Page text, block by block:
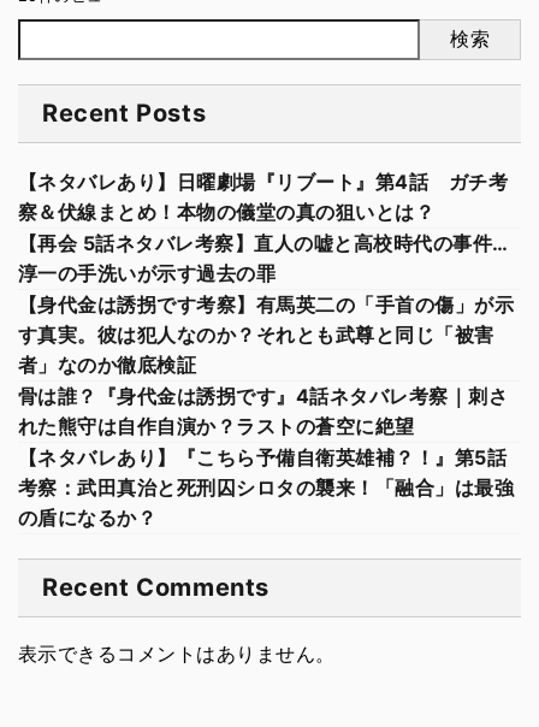
検索
Recent Posts
【ネタバレあり】日曜劇場『リブート』第4話 ガチ考
察＆伏線まとめ！本物の儀堂の真の狙いとは？
【再会 5話ネタバレ考察】直人の嘘と高校時代の事件…
淳一の手洗いが示す過去の罪
【身代金は誘拐です考察】有馬英二の「手首の傷」が示
す真実。彼は犯人なのか？それとも武尊と同じ「被害
者」なのか徹底検証
骨は誰？『身代金は誘拐です』4話ネタバレ考察｜刺さ
れた熊守は自作自演か？ラストの蒼空に絶望
【ネタバレあり】『こちら予備自衛英雄補？！』第5話
考察：武田真治と死刑囚シロタの襲来！「融合」は最強
の盾になるか？
Recent Comments
表示できるコメントはありません。